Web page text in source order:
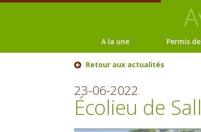
A la une Permis
Retour aux actualités
23-06-2022
Écolieu de